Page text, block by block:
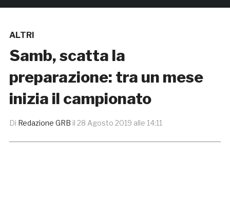
ALTRI
Samb, scatta la
preparazione: tra un mese
inizia il campionato
Di Redazione GRB il 28 Agosto 2019 alle 14:11